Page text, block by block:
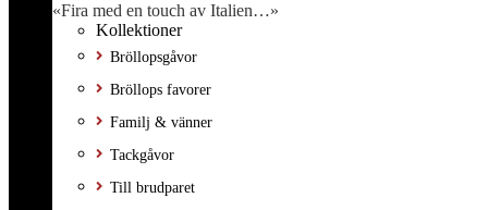
«Fira med en touch av Italien…»
Kollektioner
Bröllopsgåvor
Bröllops favorer
Familj & vänner
Tackgåvor
Till brudparet